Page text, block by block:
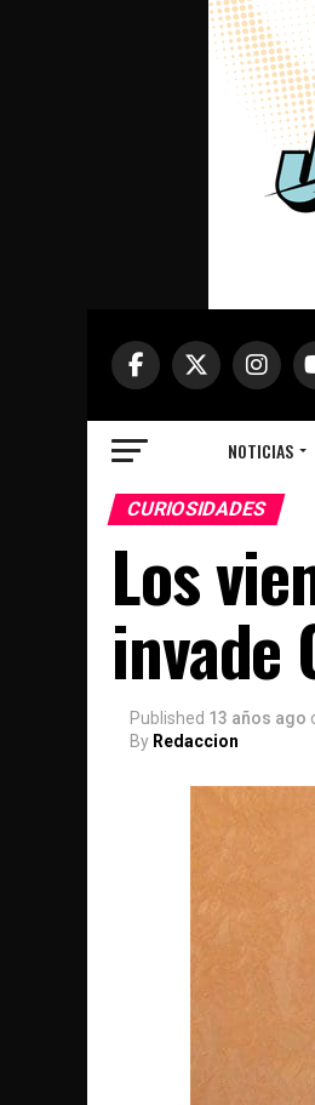
NOTICIAS
CURIOSIDADES
Los
invade
Published 13 años ago
By Redaccion